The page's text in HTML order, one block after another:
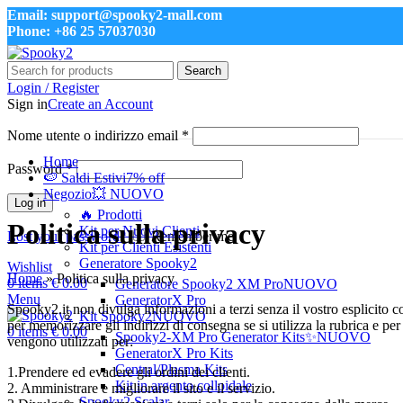
Email: support@spooky2-mall.com
Phone: +86 25 57037030
Search
Login / Register
Sign inCreate an Account
Nome utente o indirizzo email*
Password*
Log in
Lost your password?
Remember me
Wishlist
0items €0.00
Menu
0items €0.00
Home
🍉 Saldi Estivi7% off
Negozio💥 NUOVO
🔥 Prodotti
Kit per Nuovi Clienti
Kit per Clienti Esistenti
Generatore Spooky2
Generatore Spooky2 XM ProNUOVO
GeneratorX Pro
Kit Spooky2NUOVO
Spooky2-XM Pro Generator Kits✨NUOVO
GeneratorX Pro Kits
Central/Plasma Kits
Kit in argento colloidale
Politica sulla privacy
Home»Politica sulla privacy
Spooky2.it non divulga informazioni a terzi senza il vostro esplicito
per memorizzare gli indirizzi di consegna se si utilizza la rubrica e
vengono utilizzati per:
1.Prendere ed evadere gli ordini dei clienti.
2. Amministrare e migliorare il sito e il servizio.